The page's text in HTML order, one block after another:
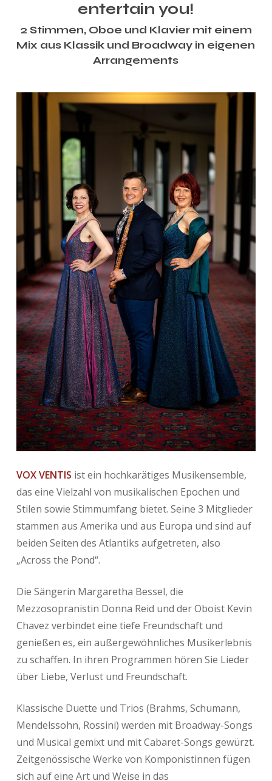
entertain you!
2 Stimmen, Oboe und Klavier mit einem
Mix aus Klassik und Broadway in eigenen
Arrangements
VOX VENTIS ist ein hochkarätiges Musikensemble,
das eine Vielzahl von musikalischen Epochen und
Stilen sowie Stimmumfang bietet. Seine 3 Mitglieder
stammen aus Amerika und aus Europa und sind auf
beiden Seiten des Atlantiks aufgetreten, also
„Across the Pond“.
Die Sängerin Margaretha Bessel, die
Mezzosopranistin Donna Reid und der Oboist Kevin
Chavez verbindet eine tiefe Freundschaft und
genießen es, ein außergewöhnliches Musikerlebnis
zu schaffen. In ihren Programmen hören Sie Lieder
über Liebe, Verlust und Freundschaft.
Klassische Duette und Trios (Brahms, Schumann,
Mendelssohn, Rossini) werden mit Broadway-Songs
und Musical gemixt und mit Cabaret-Songs gewürzt.
Zeitgenössische Werke von Komponistinnen fügen
sich auf eine Art und Weise in das